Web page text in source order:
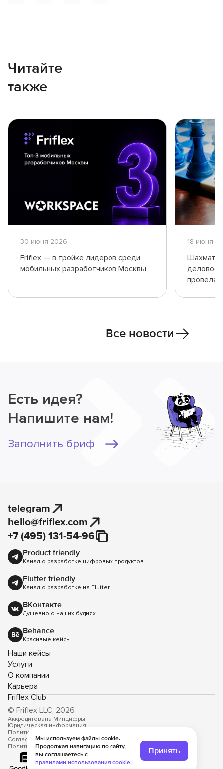
Читайте
также
30 июня 2026
Friflex — в тройке лидеров среди
мобильных разработчиков Москвы
18 июня
деловое
провела
Все новости
Есть идея?
Напишите нам!
Заполнить бриф
telegram
hello@friflex.com
+7 (495) 131-54-96
Наши кейсы
Услуги
О компании
Карьера
Friflex Club
Product friendly
Канал о разработке цифровых продуктов.
Flutter friendly
Канал о разработке на Flutter.
ВКонтакте
Душевно о наших буднях.
Behance
Красивые кейсы.
Аккредитована Минцифры
Юридическая информация
Политика конфиденциальности
Согласие на обработку данных
Политика использования cookie-файлов
© Friflex LLC, 2026
Мы используем файлы cookie.
Продолжая навигацию по сайту,
вы соглашаетесь с
правилами использования cookie.
Принять